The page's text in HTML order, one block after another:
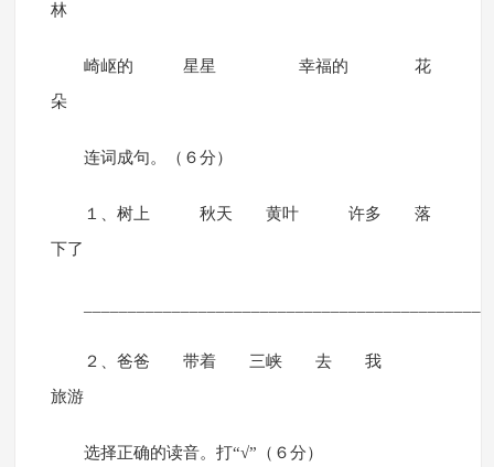
林
崎岖的 星星 幸福的 花
朵
连词成句。（６分）
１、树上 秋天 黄叶 许多 落
下了
２、爸爸 带着 三峡 去 我
旅游
选择正确的读音。打“√”（６分）